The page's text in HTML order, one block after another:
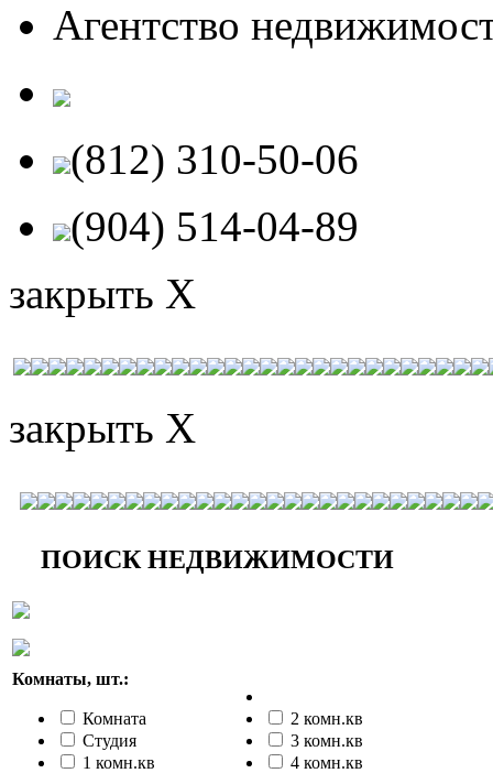
Агентство
(812) 310-50-06
(904) 514-04-89
закрыть X
закрыть X
ПОИСК НЕДВИЖИМОСТИ
Комнаты, шт.:
Комната
Студия
1 комн.кв
2 комн.кв
3 комн.кв
4 комн.кв